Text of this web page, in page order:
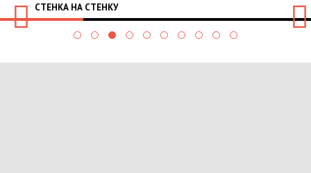
СТЕНКА НА СТЕНКУ